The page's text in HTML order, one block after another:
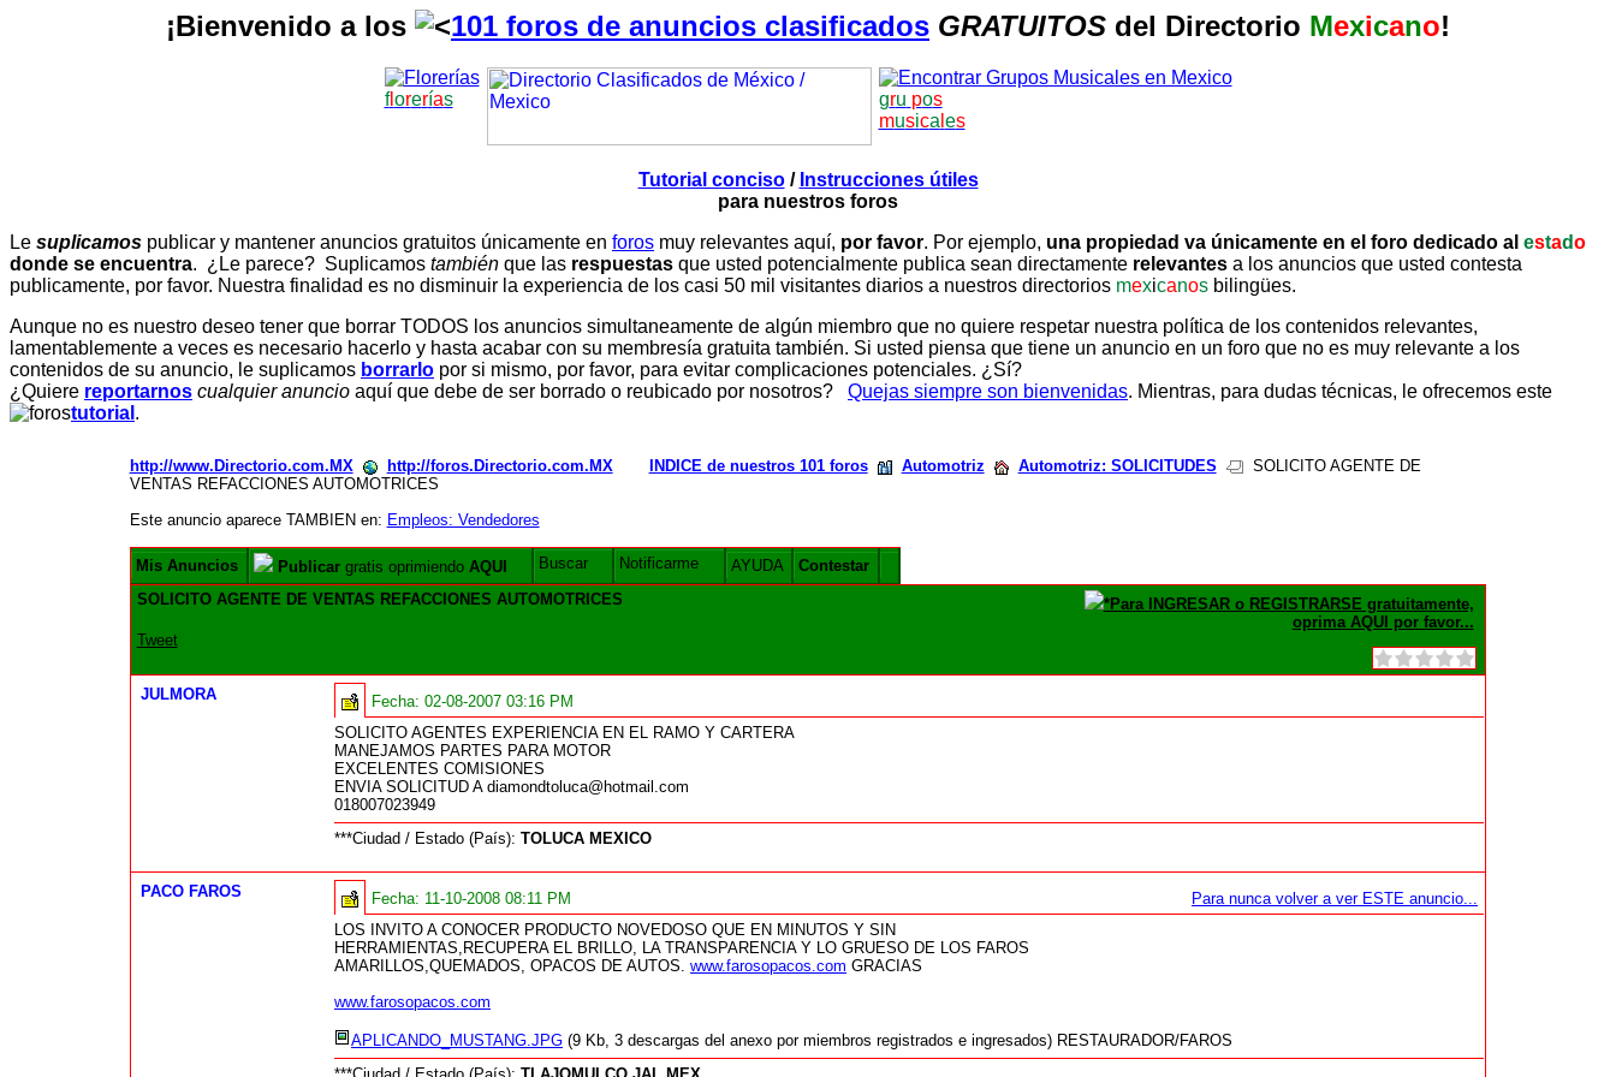
¡Bienvenido a los 101 foros de anuncios clasificados GRATUITOS del Directorio Mexicano!
florerías gru pos
musica es
Tutorial conciso/ Instrucciones útiles
para nuestros foros
Le suplicamos publicar y mantener anuncios gratuitos únicamente en foros muy relevantes aquí, por favor. Por ejemplo, una propiedad va únicamente en el foro dedicado al estado
donde se encuentra. ¿Le parece? Suplicamos también que las respuestas que usted potencialmente publica sean directamente relevantes a los anuncios que usted contesta
publicamente, por favor. Nuestra finalidad es no disminuir la experiencia de los casi 50 mil visitantes diarios a nuestros directorios mexicanos bilingües.
Aunque no es nuestro deseo tener que borrar TODOS los anuncios simultaneamente de algún miembro que no quiere respetar nuestra política de los contenidos relevantes,
lamentablemente a veces es necesario hacerlo y hasta acabar con su membresía gratuita también. Si usted piensa que tiene un anuncio en un foro que no es muy relevante a los
contenidos de su anuncio, le suplicamos borrarlo por si mismo, por favor, para evitar complicaciones potenciales. ¿Sí?
¿Quiere reportarnos cualquier anuncio aquí que debe de ser borrado o reubicado por nosotros? Quejas siempre son bienvenidas. Mientras, para dudas técnicas, le ofrecemos este
tutorial .
http://www.Directorio.com.MX http://foros.Directorio.com.MX INDICE de nuestros 101 foros Automotriz Automotriz: SOLICITUDES
SOLICITO AGENTE DE
VENTAS REFACCIONES AUTOMOTRICES
Este anuncio aparece TAMBIEN en: Empleos: Vendedores
Mis Anuncios Publicargratis oprimiendo AQUI Buscar Notificarme AYUDA
Contestar
SOLICITO AGENTE DE VENTAS REFACCIONES AUTOMOTRICES
Tweet
*Para INGRESAR o REGISTRARSE gratuitamente,
oprima AQUI por favor...
JULMORA Fecha: 02-08-2007 03:16 PM
SOLICITO AGENTES EXPERIENCIA EN EL RAMO Y CARTERA
MANEJAMOS PARTES PARA MOTOR
EXCELENTES COMISIONES
ENVIA SOLICITUD A diamondtoluca@hotmail.com
018007023949
***Ciudad / Estado (País): TOLUCA MEXICO
PACO FAROS Fecha: 11-10-2008 08:11 PM
Para nunca volver a ver ESTE anuncio...
LOS INVITO A CONOCER PRODUCTO NOVEDOSO QUE EN MINUTOS Y SIN
HERRAMIENTAS,RECUPERA EL BRILLO, LA TRANSPARENCIA Y LO GRUESO DE LOS FAROS
AMARILLOS,QUEMADOS, OPACOS DE AUTOS. www.farosopacos.com GRACIAS
www.farosopacos.com
APLICANDO_MUSTANG.JPG(9 Kb, 3 descargas del anexo por miembros registrados e ingresados) RESTAURADOR/FAROS